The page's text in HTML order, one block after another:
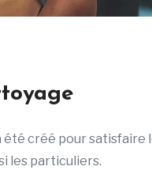
été créé pour satisfaire
les particuliers.